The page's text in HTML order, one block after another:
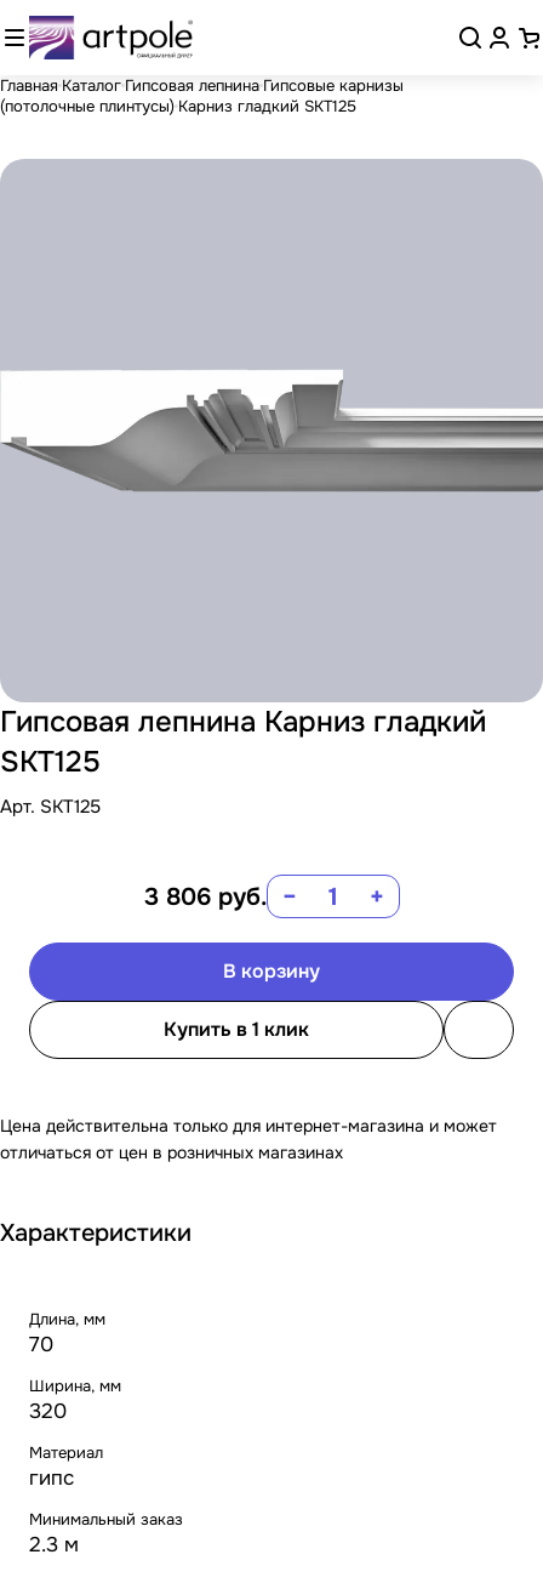
Главная Каталог Гипсовая лепнина Гипсовые карнизы
(потолочные плинтусы) Карниз гладкий SKT125
Гипсовая лепнина Карниз гладкий
SKT125
Арт. SKT125
3 806 руб. − +
В корзину
Купить в 1 клик
Цена действительна только для интернет-магазина и может
отличаться от цен в розничных магазинах
Характеристики
Длина, мм
70
Ширина, мм
320
Материал
гипс
Минимальный заказ
2.3 м